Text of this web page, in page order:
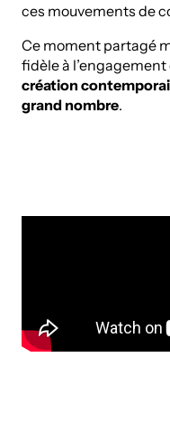
ces mouvements de
Ce moment partagé
fidèle à
création
grand nombre.